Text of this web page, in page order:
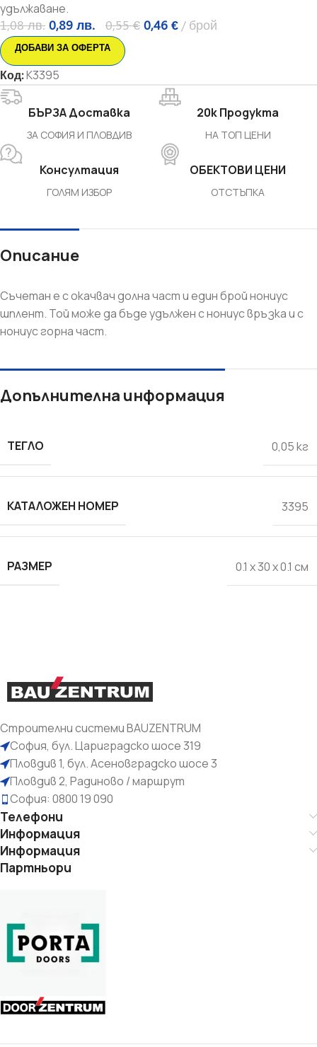
удължаване.
1,08лв. 0,89 лв. 0,55€ 0,46 € брой
ДОБАВИ ЗА ОФЕРТА
Код:K3395
БЪРЗА Доставка
ЗА СОФИЯ И ПЛОВДИВ
20k Продукта
НА ТОП ЦЕНИ
Консултация
ГОЛЯМ ИЗБОР
ОБЕКТОВИ ЦЕНИ
ОТСТЪПКА
Описание
Съчетан е с окачвач долна част и един брой нониус
шплент. Той може да бъде удължен с нониус връзка и с
нониус горна част.
Допълнителна информация
ТЕГЛО 0,05 кг
КАТАЛОЖЕН НОМЕР 3395
РАЗМЕР 0.1 x 30 x 0.1 см
Строителни системи BAUZENTRUM
София, бул. Цариградско шосе 319
Пловдив 1, бул. Асеновградско шосе 3
Пловдив 2, Радиново / маршрут
София: 0800 19 090
Телефони
Информация
Информация
Партньори